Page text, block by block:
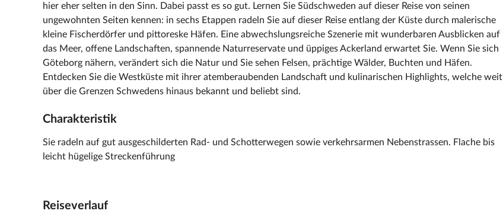
hier eher selten in den Sinn. Dabei passt es so gut. Lernen Sie Südschweden auf dieser Reise von seinen
ungewohnten Seiten kennen: in sechs Etappen radeln Sie auf dieser Reise entlang der Küste durch malerische
kleine Fischerdörfer und pittoreske Häfen. Eine abwechslungsreiche Szenerie mit wunderbaren Ausblicken auf
das Meer, offene Landschaften, spannende Naturreservate und üppiges Ackerland erwartet Sie. Wenn Sie sich
Göteborg nähern, verändert sich die Natur und Sie sehen Felsen, prächtige Wälder, Buchten und Häfen.
Entdecken Sie die Westküste mit ihrer atemberaubenden Landschaft und kulinarischen Highlights, welche weit
über die Grenzen Schwedens hinaus bekannt und beliebt sind.
Charakteristik
Sie radeln auf gut ausgeschilderten Rad- und Schotterwegen sowie verkehrsarmen Nebenstrassen. Flache bis
leicht hügelige Streckenführung
Reiseverlauf